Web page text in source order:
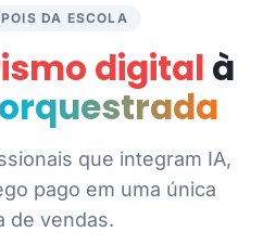
DA ESCOLA
digital à
que integram IA,
pago em uma única
de vendas.